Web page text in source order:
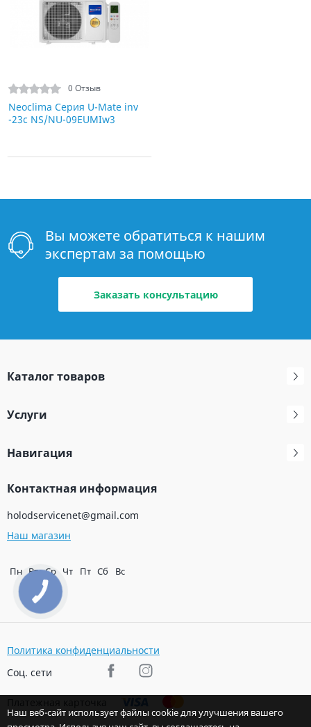
0 Отзыв
Neoclima Серия U-Mate inv
-23c NS/NU-09EUMIw3
Вы можете обратиться к нашим
экспертам за помощью
Заказать консультацию
Каталог товаров
Услуги
Навигация
Контактная информация
holodservicenet@gmail.com
Наш магазин
Пн Вт Ср Чт Пт Сб Вс
Политика конфиденциальности
Соц. сети
Наш веб-сайт использует файлы cookie для улучшения вашего
КНОПКА
ЗВ'ЯЗКУ